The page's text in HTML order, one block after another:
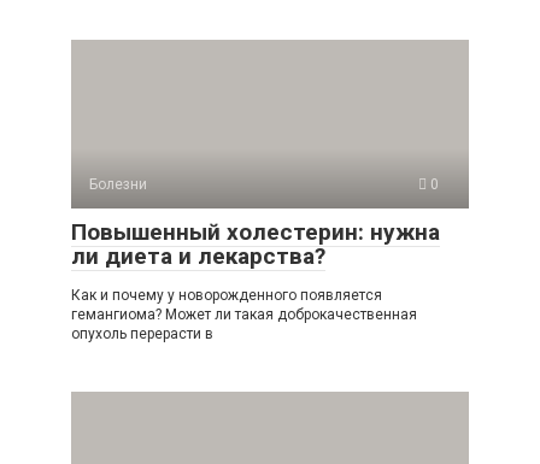
Болезни 0
Повышенный холестерин: нужна
ли диета и лекарства?
Как и почему у новорожденного появляется
гемангиома? Может ли такая доброкачественная
опухоль перерасти в